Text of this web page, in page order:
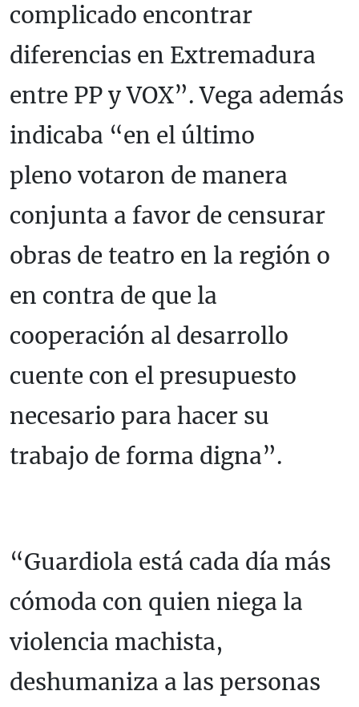
complicado encontrar
diferencias en Extremadura
entre PP y VOX”. Vega además
indicaba “en el último
pleno votaron de manera
conjunta a favor de censurar
obras de teatro en la región o
en contra de que la
cooperación al desarrollo
cuente con el presupuesto
necesario para hacer su
trabajo de forma digna”.
“Guardiola está cada día más
cómoda con quien niega la
violencia machista,
deshumaniza a las personas